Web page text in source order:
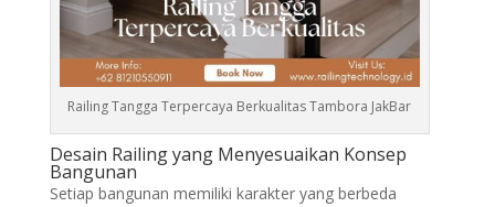
Railing Tangga Terpercaya Berkualitas Tambora JakBar
Desain Railing yang Menyesuaikan Konsep
Bangunan
Setiap bangunan memiliki karakter yang berbeda